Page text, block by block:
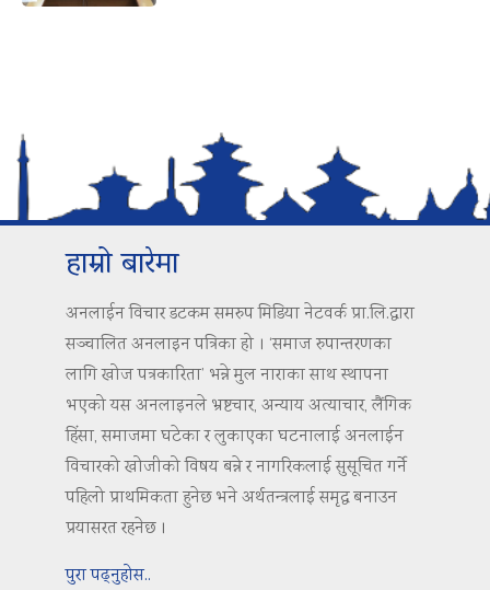
हाम्रो बारेमा
अनलाईन विचार डटकम समरुप मिडिया नेटवर्क प्रा.लि.द्वारा
सञ्चालित अनलाइन पत्रिका हो । ‘समाज रुपान्तरणका
लागि खोज पत्रकारिता’ भन्ने मुल नाराका साथ स्थापना
भएको यस अनलाइनले भ्रष्टचार, अन्याय अत्याचार, लैंगिक
हिंसा, समाजमा घटेका र लुकाएका घटनालाई अनलाईन
विचारको खोजीको विषय बन्ने र नागरिकलाई सुसूचित गर्ने
पहिलो प्राथमिकता हुनेछ भने अर्थतन्त्रलाई समृद्ध बनाउन
प्रयासरत रहनेछ ।
पुरा पढ्नुहोस..